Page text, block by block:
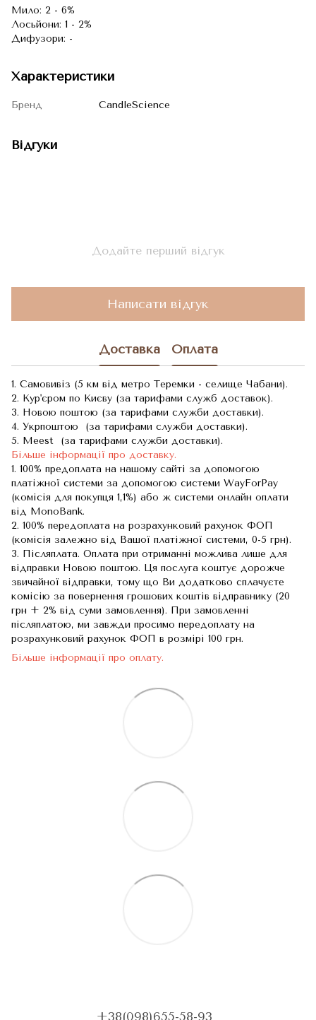
Мило: 2 - 6%
Лосьйони: 1 - 2%
Дифузори: -
Характеристики
Бренд CandleScience
Відгуки
Додайте перший відгук
Написати відгук
Доставка Оплата
1. Самовивіз (5 км від метро Теремки - селище Чабани).
2. Кур'єром по Києву (за тарифами служб доставок).
3. Новою поштою (за тарифами служби доставки).
4. Укрпоштою (за тарифами служби доставки).
5. Meest (за тарифами служби доставки).
Більше інформації про доставку.
1. 100% предоплата на нашому сайті за допомогою
платіжної системи за допомогою системи WayForPay
(комісія для покупця 1,1%) або ж системи онлайн оплати
від MonoBank.
2. 100% передоплата на розрахунковий рахунок ФОП
(комісія залежно від Вашої платіжної системи, 0-5 грн).
3. Післяплата. Оплата при отриманні можлива лише для
відправки Новою поштою. Ця послуга коштує дорожче
звичайної відправки, тому що Ви додатково сплачуєте
комісію за повернення грошових коштів відправнику (20
грн + 2% від суми замовлення). При замовленні
післяплатою, ми завжди просимо передоплату на
розрахунковий рахунок ФОП в розмірі 100 грн.
Більше інформації про оплату.
+38(098)655-58-93